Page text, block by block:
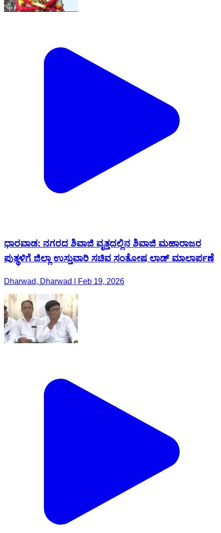
ಧಾರವಾಡ: ನಗರದ ಶಿವಾಜಿ ವೃತ್ತದಲ್ಲಿನ ಶಿವಾಜಿ ಮಹಾರಾಜರ
ಪುತ್ಥಳಿಗೆ ಜಿಲ್ಲಾ ಉಸ್ತುವಾರಿ ಸಚಿವ ಸಂತೋಷ ಲಾಡ್ ಮಾಲಾರ್ಪಣೆ
Dharwad, Dharwad | Feb 19, 2026